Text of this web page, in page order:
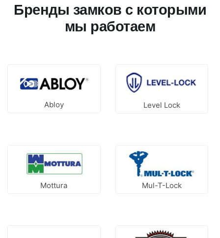
Бренды замков с которыми
мы работаем
Abloy Level Lock
Mottura Mul-T-Lock